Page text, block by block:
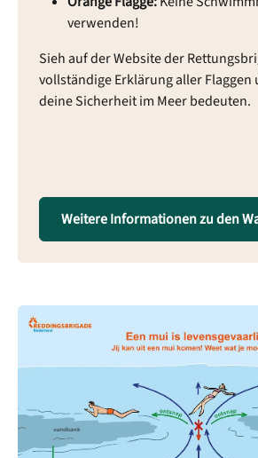
verwenden!
Sieh auf der Website der
vollständige Erklärung aller Flaggen
deine Sicherheit im Meer bedeuten.
Weitere Informationen zu den